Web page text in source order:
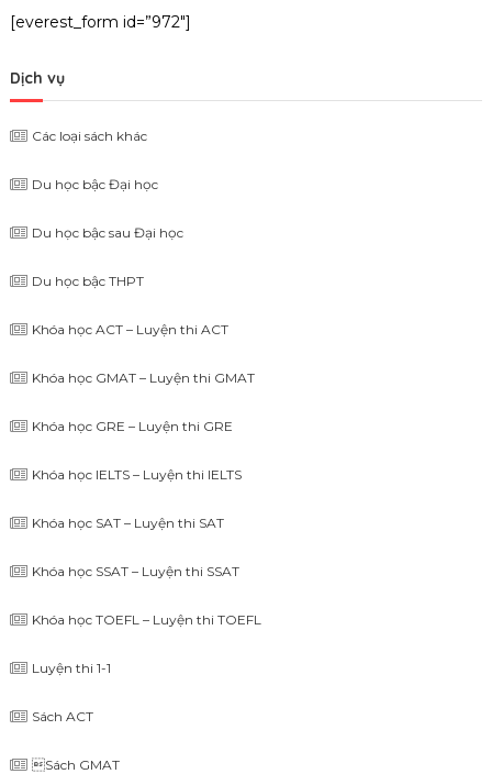
[everest_form id=”972″]
Dịch vụ
Các loại sách khác
Du học bậc Đại học
Du học bậc sau Đại học
Du học bậc THPT
Khóa học ACT – Luyện thi ACT
Khóa học GMAT – Luyện thi GMAT
Khóa học GRE – Luyện thi GRE
Khóa học IELTS – Luyện thi IELTS
Khóa học SAT – Luyện thi SAT
Khóa học SSAT – Luyện thi SSAT
Khóa học TOEFL – Luyện thi TOEFL
Luyện thi 1-1
Sách ACT
Sách GMAT